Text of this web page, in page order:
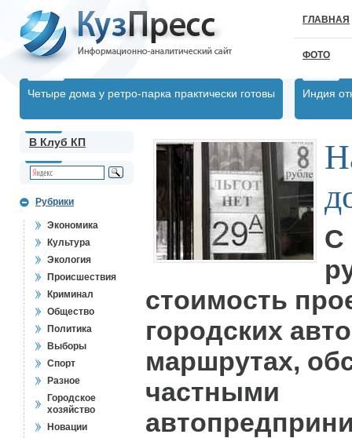
ГЛАВНАЯ
ФОТО
Четыре дома у ретро-парка практически готовы Индия
В Клуб КП
Рубрики
Экономика
Культура
Экология
Происшествия
Криминал
Общество
Политика
Выборы
Спорт
Разное
Городское
хозяйство
Новации
С
стоимость
городских
маршрутах,
частными